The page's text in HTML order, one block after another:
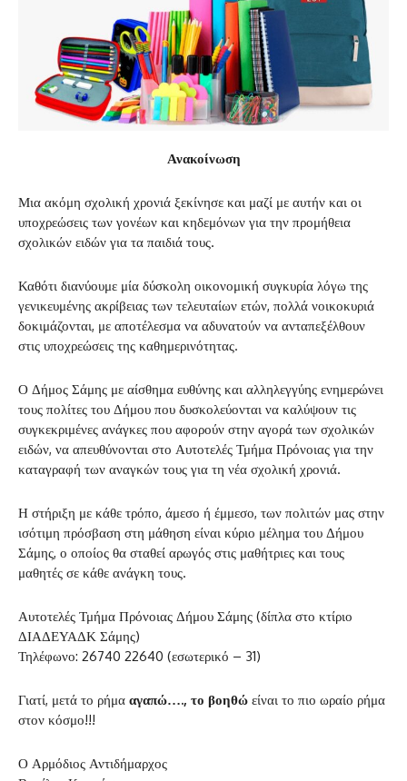
Ανακοίνωση
Μια ακόμη σχολική χρονιά ξεκίνησε και μαζί με αυτήν και οι
υποχρεώσεις των γονέων και κηδεμόνων για την προμήθεια
σχολικών ειδών για τα παιδιά τους.
Καθότι διανύουμε μία δύσκολη οικονομική συγκυρία λόγω της
γενικευμένης ακρίβειας των τελευταίων ετών, πολλά νοικοκυριά
δοκιμάζονται, με αποτέλεσμα να αδυνατούν να ανταπεξέλθουν
στις υποχρεώσεις της καθημερινότητας.
Ο Δήμος Σάμης με αίσθημα ευθύνης και αλληλεγγύης ενημερώνει
τους πολίτες του Δήμου που δυσκολεύονται να καλύψουν τις
συγκεκριμένες ανάγκες που αφορούν στην αγορά των σχολικών
ειδών, να απευθύνονται στο Αυτοτελές Τμήμα Πρόνοιας για την
καταγραφή των αναγκών τους για τη νέα σχολική χρονιά.
Η στήριξη με κάθε τρόπο, άμεσο ή έμμεσο, των πολιτών μας στην
ισότιμη πρόσβαση στη μάθηση είναι κύριο μέλημα του Δήμου
Σάμης, ο οποίος θα σταθεί αρωγός στις μαθήτριες και τους
μαθητές σε κάθε ανάγκη τους.
Αυτοτελές Τμήμα Πρόνοιας Δήμου Σάμης (δίπλα στο κτίριο
ΔΙΑΔΕΥΑΔΚ Σάμης)
Τηλέφωνο: 26740 22640 (εσωτερικό – 31)
Γιατί, μετά το ρήμα αγαπώ…., το βοηθώ είναι το πιο ωραίο ρήμα
στον κόσμο!!!
Ο Αρμόδιος Αντιδήμαρχος